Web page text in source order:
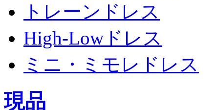
トレーンドレス
High-Lowドレス
ミニ・ミモレドレス
現品